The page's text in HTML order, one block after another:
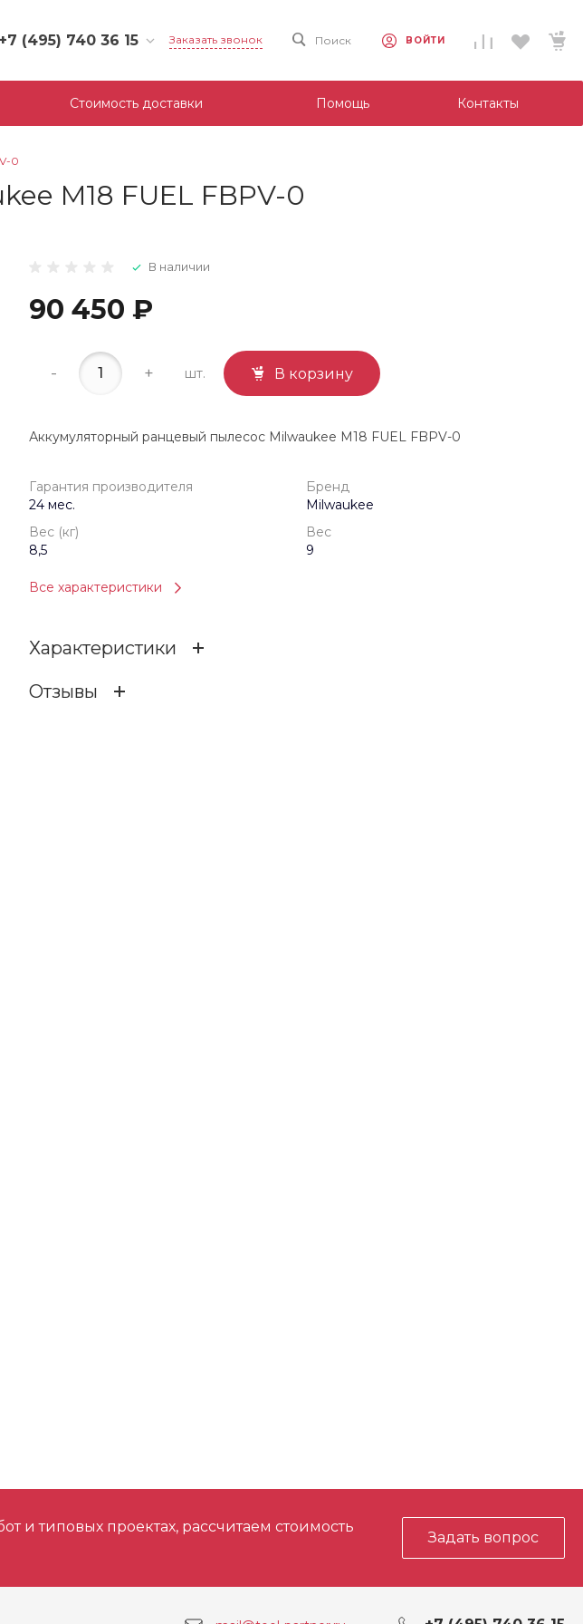
+7 (495) 740 36 15
(495) 740 36 15
Москва, Филевский
Заказать звонок Поиск ВОЙТИ
Стоимость доставки Помощь Контакты
0
M18 FUEL FBPV-0
В наличии
90 450 ₽
- + шт. В корзину
Аккумуляторный ранцевый пылесос Milwaukee M18 FUEL FBPV-0
Гарантия производителя
24 мес.
Бренд
Milwaukee
Вес (кг)
8,5
Вес
9
Все характеристики
Характеристики
Отзывы
и типовых проектах, рассчитаем стоимость
Задать вопрос